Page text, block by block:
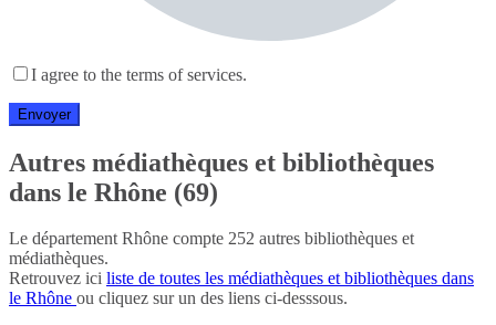
I agree to the terms of services.
Autres médiathèques et bibliothèques
dans le Rhône (69)
Le département Rhône compte 252 autres bibliothèques et
médiathèques.
Retrouvez ici liste de toutes les médiathèques et bibliothèques dans
le Rhône ou cliquez sur un des liens ci-desssous.